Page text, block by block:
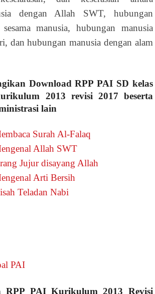
dengan Allah SWT, hubungan
manusia, hubungan manusia
dan hubungan manusia dengan alam
Download RPP PAI SD kelas
2013 revisi 2017 beserta
lain
Surah Al-Falaq
Allah SWT
Jujur disayang Allah
Arti Bersih
Teladan Nabi
PAI
RPP PAI Kurikulum 2013 Revisi